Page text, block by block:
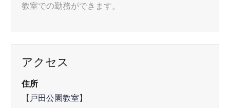
教室での勤務ができます。
アクセス
住所
【戸田公園教室】